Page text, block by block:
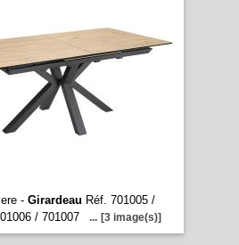
- Girardeau Réf. 701005 /
/ 701007
... [3 image(s)]